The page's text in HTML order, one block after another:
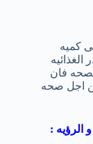
كميه
فان
اجل صحه